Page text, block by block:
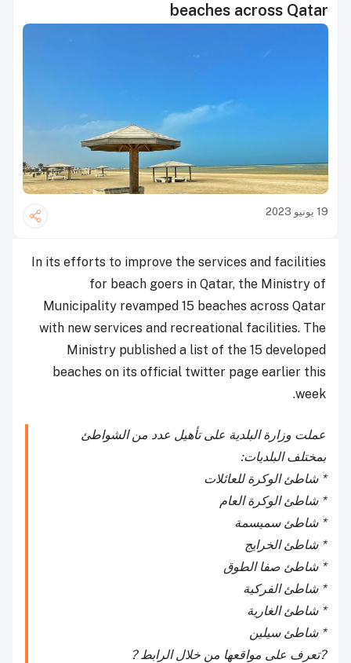
beaches across Qatar
19 يونيو 2023
In its efforts to improve the services and facilities
for beach goers in Qatar, the Ministry of
Municipality revamped 15 beaches across Qatar
with new services and recreational facilities. The
Ministry published a list of the 15 developed
beaches on its official twitter page earlier this
week.
عملت وزارة البلدية على تأهيل عدد من الشواطئ
بمختلف البلديات:
* شاطئ الوكرة للعائلات
* شاطئ الوكرة العام
* شاطئ سميسمة
* شاطئ الخرايج
* شاطئ صفا الطوق
* شاطئ الفركية
* شاطئ الغارية
* شاطئ سيلين
?تعرف على مواقعها من خلال الرابط ?